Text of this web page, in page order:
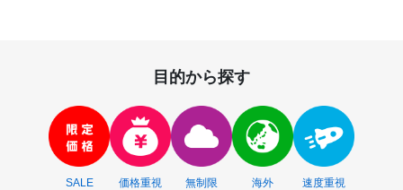
目的から探す
SALE 価格重視 無制限 海外 速度重視